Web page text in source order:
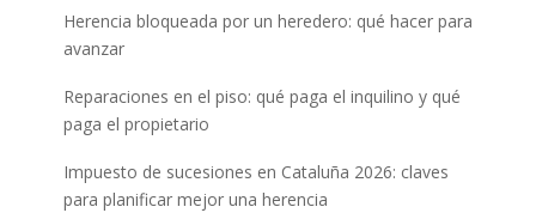
Herencia bloqueada por un heredero: qué hacer para
avanzar
Reparaciones en el piso: qué paga el inquilino y qué
paga el propietario
Impuesto de sucesiones en Cataluña 2026: claves
para planificar mejor una herencia